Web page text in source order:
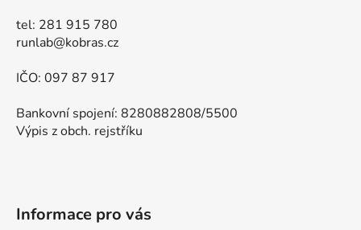
tel: 281 915 780
runlab@kobras.cz
IČO: 097 87 917
Bankovní spojení: 8280882808/5500
Výpis z obch. rejstříku
Informace pro vás